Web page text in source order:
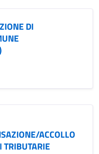
DI
ACCOLLO
TRIBUTARIE